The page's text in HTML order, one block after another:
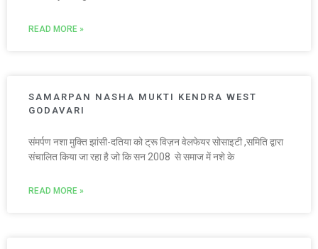
READ MORE »
SAMARPAN NASHA MUKTI KENDRA WEST
GODAVARI
संमर्पण नशा मुक्ति झांसी-दतिया को ट्रू विज़न वेलफेयर सोसाइटी ,समिति द्वारा
संचालित किया जा रहा है जो कि सन 2008 से समाज में नशे के
READ MORE »